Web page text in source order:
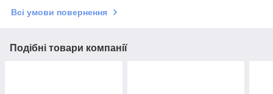
Всі умови повернення
Подібні товари компанії